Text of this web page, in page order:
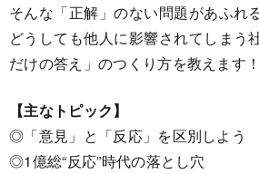
そんな「正解」のない問題があふれ
どうしても他人に影響されてしまう
だけの答え」のつくり方を教えます！
【主なトピック】
◎「意見」と「反応」を区別しよう
◎1億総“反応”時代の落とし穴